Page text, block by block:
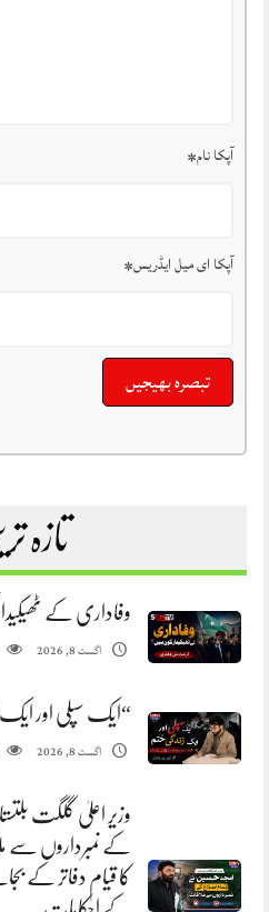
آپکا نام*
آپکا ای میل ایڈریس*
تازہ
وفاداری کے
اگست 8, 2026
“ایک سپلی اور ایک
اگست 8, 2026
وزیر اعلیٰ گلگت
کے نمبرداروں سے
کا قیام دفاتر کے